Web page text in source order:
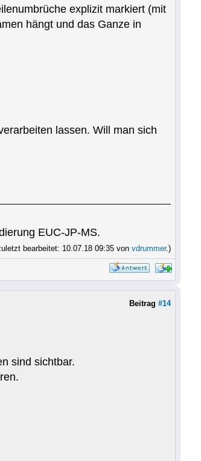
explizit markiert (mit
hängt und das Ganze in
lassen. Will man sich
EUC-JP-MS.
bearbeitet: 10.07.18 09:35 von vdrummer.)
Beitrag #14
sind sichtbar.